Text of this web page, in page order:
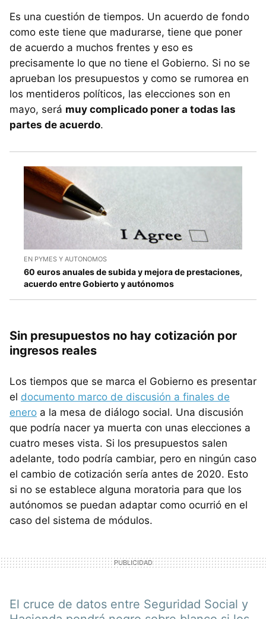
Es una cuestión de tiempos. Un acuerdo de fondo
como este tiene que madurarse, tiene que poner
de acuerdo a muchos frentes y eso es
precisamente lo que no tiene el Gobierno. Si no se
aprueban los presupuestos y como se rumorea en
los mentideros políticos, las elecciones son en
mayo, será muy complicado poner a todas las
partes de acuerdo.
EN PYMES Y AUTONOMOS
60 euros anuales de subida y mejora de prestaciones,
acuerdo entre Gobierto y autónomos
Sin presupuestos no hay cotización por
ingresos reales
Los tiempos que se marca el Gobierno es presentar
el documento marco de discusión a finales de
enero a la mesa de diálogo social. Una discusión
que podría nacer ya muerta con unas elecciones a
cuatro meses vista. Si los presupuestos salen
adelante, todo podría cambiar, pero en ningún caso
el cambio de cotización sería antes de 2020. Esto
si no se establece alguna moratoria para que los
autónomos se puedan adaptar como ocurrió en el
caso del sistema de módulos.
El cruce de datos entre Seguridad Social y